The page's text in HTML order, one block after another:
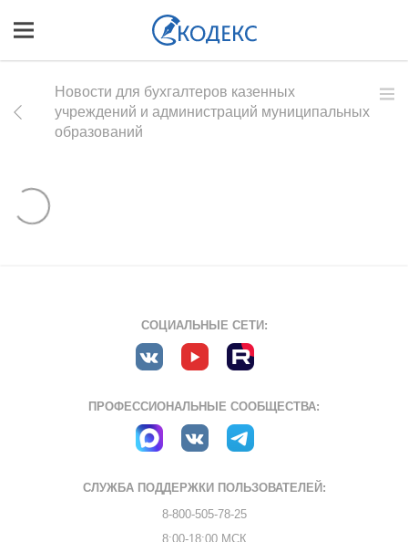
Новости для бухгалтеров казенных
учреждений и администраций муниципальных
образований
СОЦИАЛЬНЫЕ СЕТИ:
ПРОФЕССИОНАЛЬНЫЕ СООБЩЕСТВА:
СЛУЖБА ПОДДЕРЖКИ ПОЛЬЗОВАТЕЛЕЙ:
8-800-505-78-25
8:00-18:00 МСК